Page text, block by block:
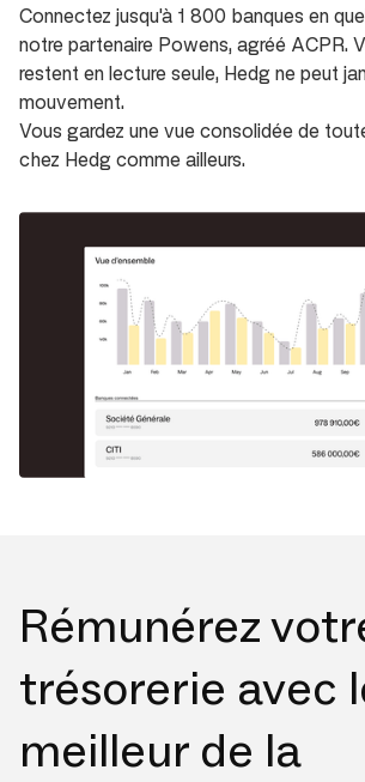
Connectez jusqu'à 1 800 banques en
notre partenaire Powens, agréé ACPR.
restent en lecture seule, Hedg ne peut
mouvement.
Vous gardez une vue consolidée de
chez Hedg comme ailleurs.
Rémunérez
trésorerie avec
meilleur de la